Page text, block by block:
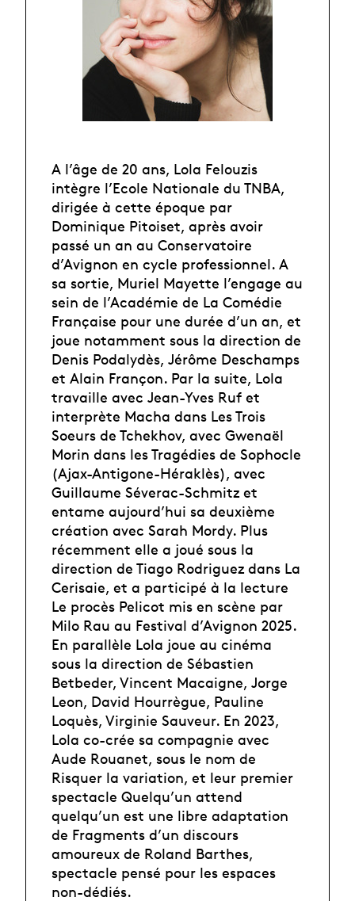
A l’âge de 20 ans, Lola Felouzis
intègre l’Ecole Nationale du TNBA,
dirigée à cette époque par
Dominique Pitoiset, après avoir
passé un an au Conservatoire
d’Avignon en cycle professionnel. A
sa sortie, Muriel Mayette l’engage au
sein de l’Académie de La Comédie
Française pour une durée d’un an, et
joue notamment sous la direction de
Denis Podalydès, Jérôme Deschamps
et Alain Françon. Par la suite, Lola
travaille avec Jean-Yves Ruf et
interprète Macha dans Les Trois
Soeurs de Tchekhov, avec Gwenaël
Morin dans les Tragédies de Sophocle
(Ajax-Antigone-Héraklès), avec
Guillaume Séverac-Schmitz et
entame aujourd’hui sa deuxième
création avec Sarah Mordy. Plus
récemment elle a joué sous la
direction de Tiago Rodriguez dans La
Cerisaie, et a participé à la lecture
Le procès Pelicot mis en scène par
Milo Rau au Festival d’Avignon 2025.
En parallèle Lola joue au cinéma
sous la direction de Sébastien
Betbeder, Vincent Macaigne, Jorge
Leon, David Hourrègue, Pauline
Loquès, Virginie Sauveur. En 2023,
Lola co-crée sa compagnie avec
Aude Rouanet, sous le nom de
Risquer la variation, et leur premier
spectacle Quelqu’un attend
quelqu’un est une libre adaptation
de Fragments d’un discours
amoureux de Roland Barthes,
spectacle pensé pour les espaces
non-dédiés.